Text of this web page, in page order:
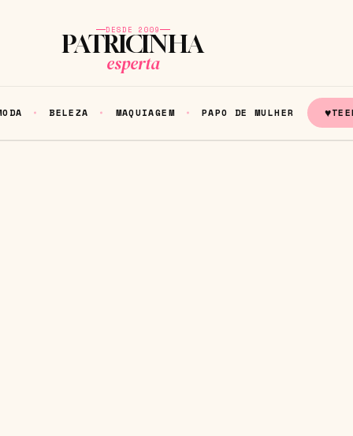
DESDE 2009
PATRICINHA
esperta
BELEZA MAQUIAGEM PAPO DE MULHER ♥